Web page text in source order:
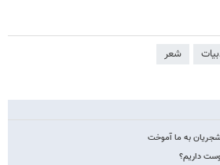
شعر
به ما آموخت
داریم؟